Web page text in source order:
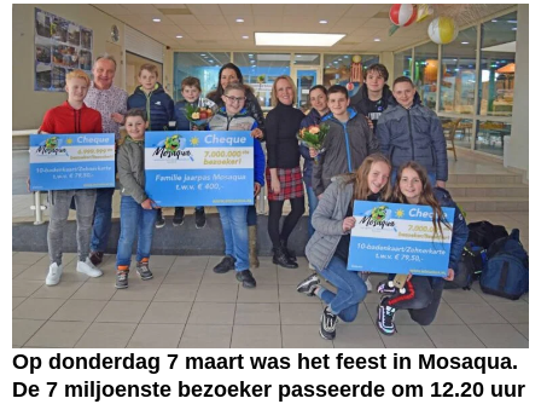
Op donderdag 7 maart was het feest in Mosaqua.
De 7 miljoenste bezoeker passeerde om 12.20 uur